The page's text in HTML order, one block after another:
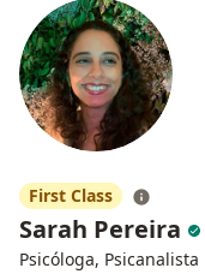
First Class
Sarah Pereira
Psicóloga, Psicanalista